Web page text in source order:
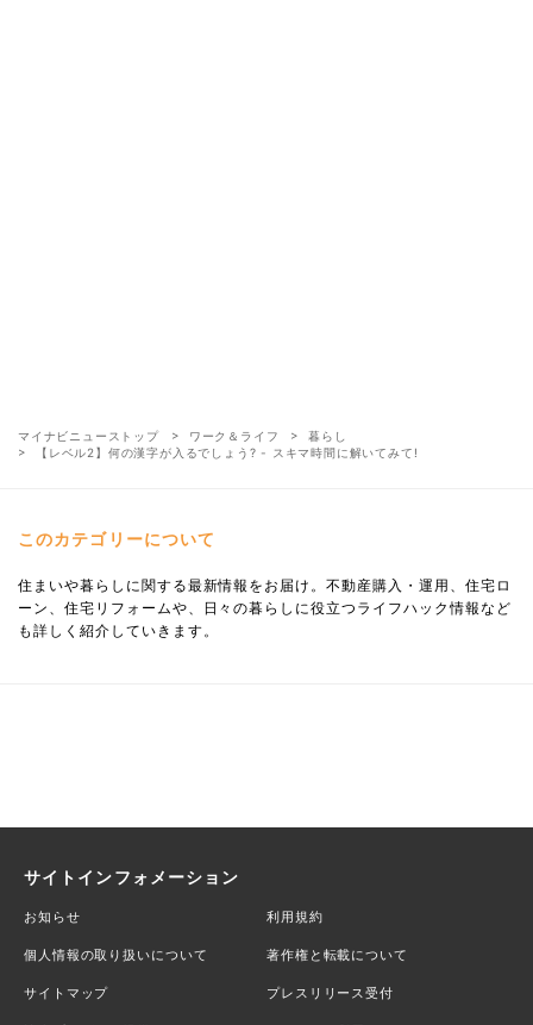
マイナビニューストップ ワーク＆ライフ
暮らし
【レベル2】何の漢字が入るでしょう? - スキマ時間に解いてみて!
このカテゴリーについて
住まいや暮らしに関する最新情報をお届け。不動産購入・運用、住宅ロ
ーン、住宅リフォームや、日々の暮らしに役立つライフハック情報など
も詳しく紹介していきます。
サイトインフォメーション
お知らせ 利用規約
個人情報の取り扱いについて 著作権と転載について
サイトマップ プレスリリース受付